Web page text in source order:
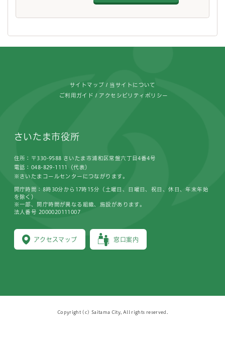
サイトマップ 当サイトについて
ご利用ガイド アクセシビリティポリシー
さいたま市役所
住所：〒330-9588 さいたま市浦和区常盤六丁目4番4号
電話：048-829-1111（代表）
※さいたまコールセンターにつながります。
アクセスマップ 窓口案内
開庁時間：8時30分から17時15分（土曜日、日曜日、祝日、休日、年末年始
を除く）
※一部、開庁時間が異なる組織、施設があります。
法人番号 2000020111007
Copyright (c) Saitama City, All rights reserved.